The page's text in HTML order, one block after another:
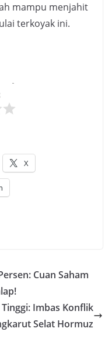
mampu menjahit
terkoyak ini.
X
Cuan Saham
Imbas Konflik
Selat Hormuz